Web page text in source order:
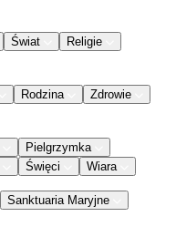
Świat
Religie
Rodzina
Zdrowie
Pielgrzymka
Święci Wiara
Sanktuaria Maryjne